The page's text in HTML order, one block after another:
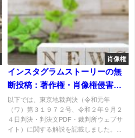
肖像権
インスタグラムストーリーの無
断投稿：著作権・肖像権侵害裁
判例
以下では、東京地裁判決（令和元年
（ワ）第３１９７２号、令和２年９月２
４日判決・判決文PDF・裁判所ウェブサ
イト）に関する解説を記載しました。...